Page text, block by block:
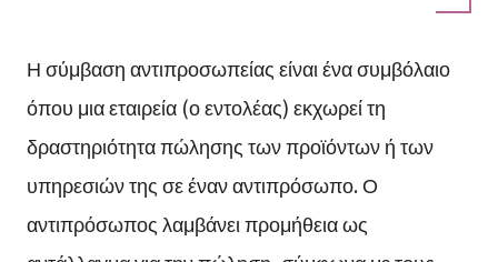
Η σύμβαση αντιπροσωπείας είναι ένα συμβόλαιο
όπου μια εταιρεία (ο εντολέας) εκχωρεί τη
δραστηριότητα πώλησης των προϊόντων ή των
υπηρεσιών της σε έναν αντιπρόσωπο. Ο
αντιπρόσωπος λαμβάνει προμήθεια ως